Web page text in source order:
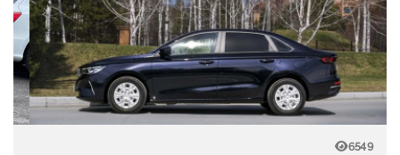
6549